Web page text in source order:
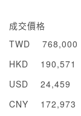
成交價格
TWD
768,000
HKD
190,571
USD
24,459
CNY
172,973